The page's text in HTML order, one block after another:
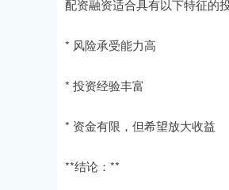
配资融资适合具有以下特征的
* 风险承受能力高
* 投资经验丰富
* 资金有限，但希望放大收益
**结论：**